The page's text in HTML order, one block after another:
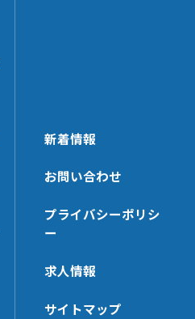
新着情報
お問い合わせ
プライバシーポリシ
ー
求人情報
サイトマップ